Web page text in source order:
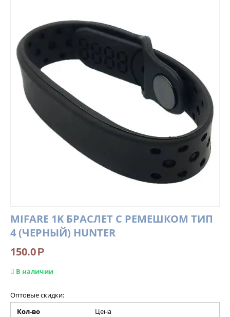
MIFARE 1K БРАСЛЕТ С РЕМЕШКОМ ТИП
4 (ЧЕРНЫЙ) HUNTER
150.0Р
В наличии
Оптовые скидки:
Кол-во
Цена